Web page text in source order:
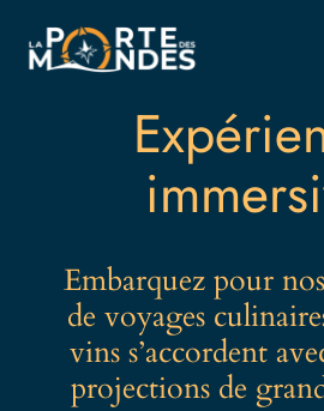
Aller
au
Embarquez pour
de voyages
vins s’accordent
projections de